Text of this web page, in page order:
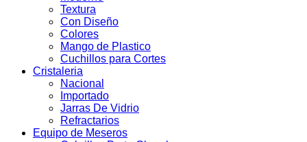
Textura
Con Diseño
Colores
Mango de Plastico
Cuchillos para Cortes
Cristaleria
Nacional
Importado
Jarras De Vidrio
Refractarios
Equipo de Meseros